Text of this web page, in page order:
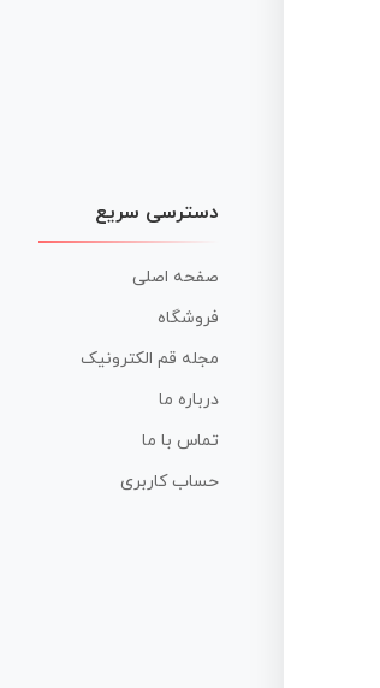
دسترسی سریع
صفحه اصلی
فروشگاه
مجله قم الکترونیک
درباره ما
تماس با ما
حساب کاربری